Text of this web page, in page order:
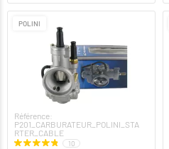
POLINI
Référence:
P201_CARBURATEUR_POLINI_STA
RTER_CABLE
10